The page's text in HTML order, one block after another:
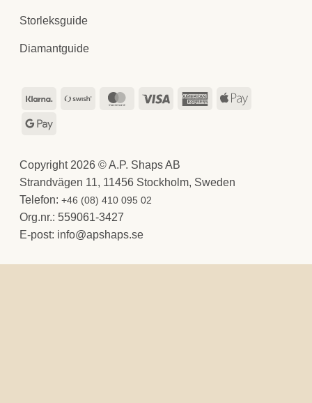
Storleksguide
Diamantguide
Klarna Swish
MasterCard
Visa
AmericanApple
Google
Copyright 2026 © A.P. Shaps AB
Strandvägen 11, 11456 Stockholm, Sweden
Telefon:+46 (08) 410 095 02
Org.nr.: 559061-3427
E-post:
es.spahspa
@ofni